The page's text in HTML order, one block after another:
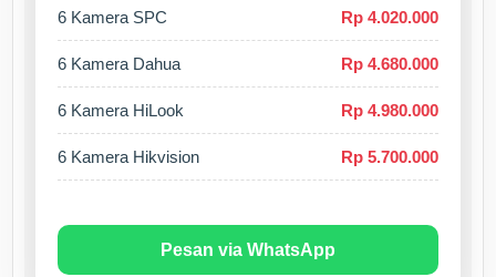
6 Kamera SPC Rp 4.020.000
6 Kamera Dahua Rp 4.680.000
6 Kamera HiLook Rp 4.980.000
6 Kamera Hikvision Rp 5.700.000
Pesan via WhatsApp